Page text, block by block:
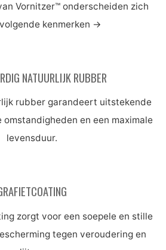
Vornitzer™ onderscheiden zich
kenmerken →
NATUURLIJK RUBBER
rubber garandeert uitstekende
en een maximale
levensduur.
zorgt voor een soepele en stille
tegen veroudering en